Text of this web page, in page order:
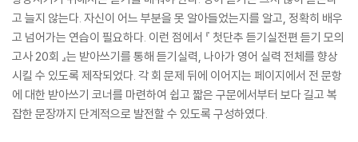
고 늘지 않는다. 자신이 어느 부분을 못 알아들었는지를 알고, 정확히 배우
고 넘어가는 연습이 필요하다. 이런 점에서 『 첫단추 듣기실전편 듣기 모의
고사 20회 』는 받아쓰기를 통해 듣기실력, 나아가 영어 실력 전체를 향상
시킬 수 있도록 제작되었다. 각 회 문제 뒤에 이어지는 페이지에서 전 문항
에 대한 받아쓰기 코너를 마련하여 쉽고 짧은 구문에서부터 보다 길고 복
잡한 문장까지 단계적으로 발전할 수 있도록 구성하였다.